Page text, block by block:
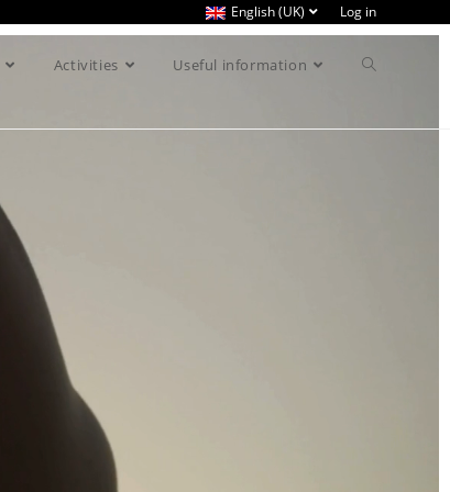
English (UK) Log in
Activities Useful information